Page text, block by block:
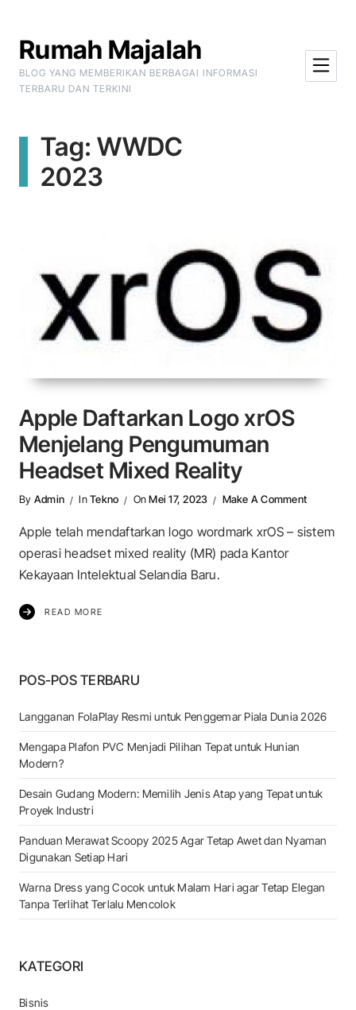
Rumah Majalah
BLOG YANG MEMBERIKAN BERBAGAI INFORMASI
TERBARU DAN TERKINI
Tag: WWDC
2023
Apple Daftarkan Logo xrOS
Menjelang Pengumuman
Headset Mixed Reality
By Admin InTekno OnMei 17, 2023 Make A CommentOn Apple
Apple telah mendaftarkan logo wordmark xrOS – sistem
operasi headset mixed reality (MR) pada Kantor
Kekayaan Intelektual Selandia Baru.
READ MORE
POS-POS TERBARU
Langganan FolaPlay Resmi untuk Penggemar Piala Dunia 2026
Mengapa Plafon PVC Menjadi Pilihan Tepat untuk Hunian
Modern?
Desain Gudang Modern: Memilih Jenis Atap yang Tepat untuk
Proyek Industri
Panduan Merawat Scoopy 2025 Agar Tetap Awet dan Nyaman
Digunakan Setiap Hari
Warna Dress yang Cocok untuk Malam Hari agar Tetap Elegan
Tanpa Terlihat Terlalu Mencolok
KATEGORI
Bisnis